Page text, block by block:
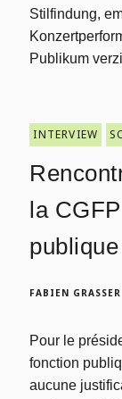
Stilfindung,
Publikum
INTERVIEW
la
publique
FABIEN GRASSER
Pour le
fonction
aucune